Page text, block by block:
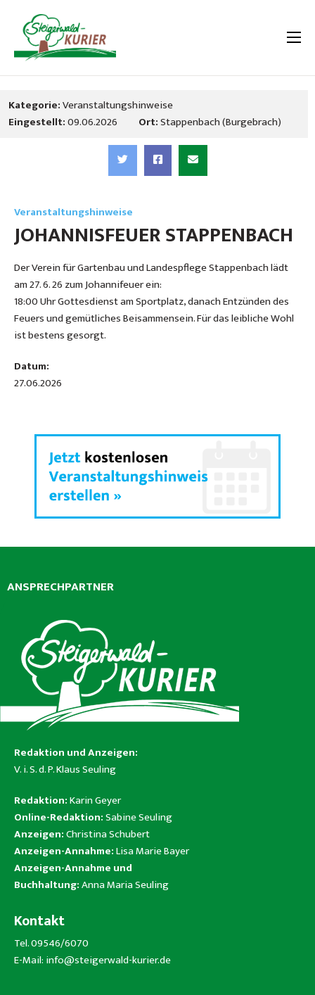
Kategorie:Veranstaltungshinweise
Eingestellt:09.06.2026 Ort:Stappenbach (Burgebrach)
Veranstaltungshinweise
JOHANNISFEUER STAPPENBACH
Der Verein für Gartenbau und Landespflege Stappenbach lädt
am 27. 6. 26 zum Johannifeuer ein:
18:00 Uhr Gottesdienst am Sportplatz, danach Entzünden des
Feuers und gemütliches Beisammensein. Für das leibliche Wohl
ist bestens gesorgt.
Datum:
27.06.2026
ANSPRECHPARTNER
Redaktion und Anzeigen:
V. i. S. d. P. Klaus Seuling
Redaktion:Karin Geyer
Online-Redaktion:Sabine Seuling
Anzeigen:Christina Schubert
Anzeigen-Annahme:Lisa Marie Bayer
Anzeigen-Annahme und
Buchhaltung:Anna Maria Seuling
Kontakt
Tel. 09546/6070
E-Mail: info@steigerwald-kurier.de